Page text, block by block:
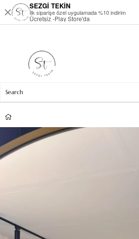
SEZGİ TEKİN
İlk siparişe özel uygulamada %10 indirim
Ücretsiz -Play Store'da